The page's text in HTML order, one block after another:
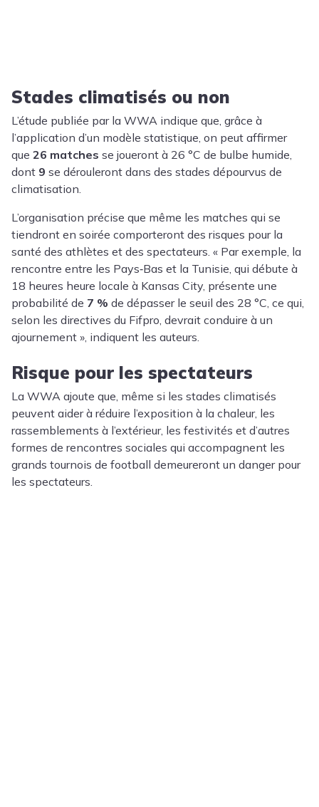
Stades climatisés ou non
L’étude publiée par la WWA indique que, grâce à
l’application d’un modèle statistique, on peut affirmer
que 26 matches se joueront à 26 °C de bulbe humide,
dont 9 se dérouleront dans des stades dépourvus de
climatisation.
L’organisation précise que même les matches qui se
tiendront en soirée comporteront des risques pour la
santé des athlètes et des spectateurs. « Par exemple, la
rencontre entre les Pays‑Bas et la Tunisie, qui débute à
18 heures heure locale à Kansas City, présente une
probabilité de 7 % de dépasser le seuil des 28 °C, ce qui,
selon les directives du Fifpro, devrait conduire à un
ajournement », indiquent les auteurs.
Risque pour les spectateurs
La WWA ajoute que, même si les stades climatisés
peuvent aider à réduire l’exposition à la chaleur, les
rassemblements à l’extérieur, les festivités et d’autres
formes de rencontres sociales qui accompagnent les
grands tournois de football demeureront un danger pour
les spectateurs.